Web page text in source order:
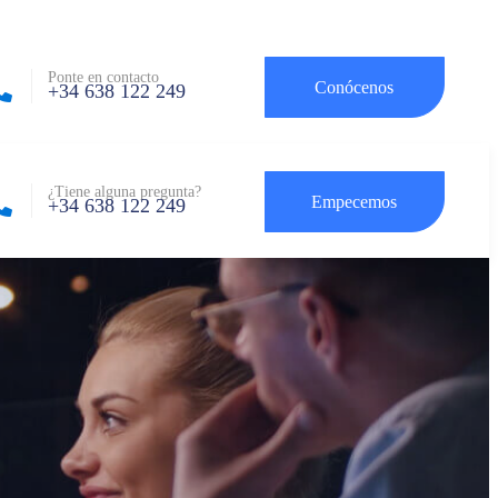
Ponte en contacto
+34 638 122 249 Conócenos
¿Tiene alguna pregunta?
+34 638 122 249 Empecemos